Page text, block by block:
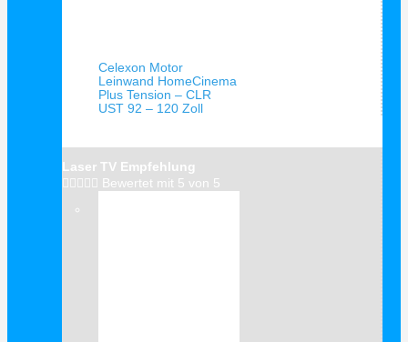
Celexon Motor
Leinwand HomeCinema
Plus Tension – CLR
UST 92 – 120 Zoll
Laser TV Empfehlung
     Bewertet mit 5 von 5